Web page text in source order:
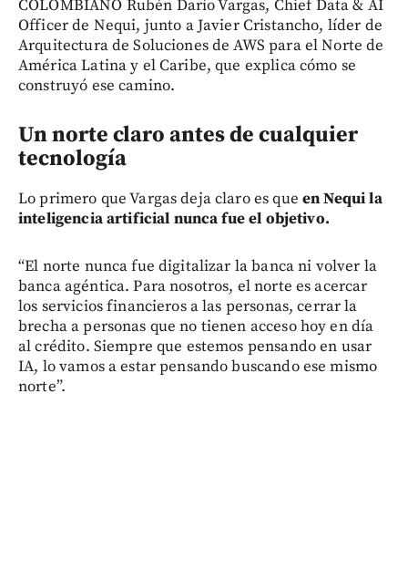
COLOMBIANO Rubén Darío Vargas, Chief Data & AI
Officer de Nequi, junto a Javier Cristancho, líder de
Arquitectura de Soluciones de AWS para el Norte de
América Latina y el Caribe, que explica cómo se
construyó ese camino.
Un norte claro antes de cualquier
tecnología
Lo primero que Vargas deja claro es que en Nequi la
inteligencia artificial nunca fue el objetivo.
“El norte nunca fue digitalizar la banca ni volver la
banca agéntica. Para nosotros, el norte es acercar
los servicios financieros a las personas, cerrar la
brecha a personas que no tienen acceso hoy en día
al crédito. Siempre que estemos pensando en usar
IA, lo vamos a estar pensando buscando ese mismo
norte”.